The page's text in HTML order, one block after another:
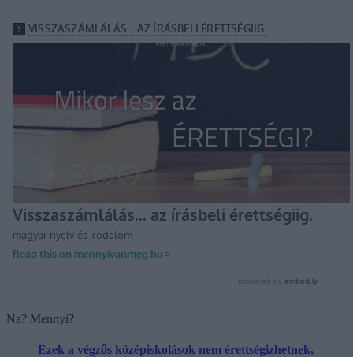
Na? Mennyi?
Ezek a végzős középiskolások nem érettségizhetnek,